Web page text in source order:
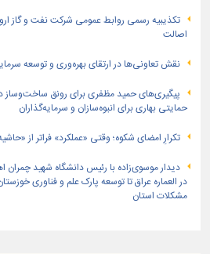
تكذیبیه رسمی روابط عمومی شركت نفت و گاز
اصالت
نقش تعاونی‌ها در ارتقای بهره‌وری و توسعه
پیگیری‌های حمید مظفری برای رونق ساخت‌وساز
حمایتی بهاری برای انبوه‌سازان و سرمایه‌گذاران
تکرارِ امضای شکوه؛ وقتی «عملکرد» فراتر از
دیدار موسوی‌زاده با رئیس دانشگاه شهید چمران
در العماره عراق تا توسعه پارک علم و فناوری
مشکلات استان